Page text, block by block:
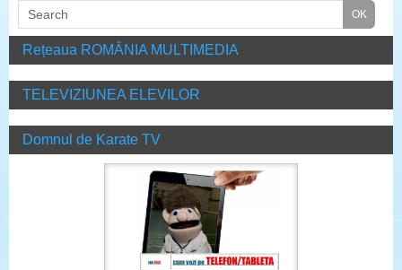
Rețeaua ROMÂNIA MULTIMEDIA
TELEVIZIUNEA ELEVILOR
Domnul de Karate TV